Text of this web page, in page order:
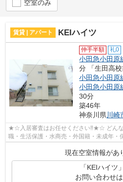
空室のみ
賃貸 | アパート KEIハイツ
仲手半額 礼0
小田急小田原
分 「生田高
小田急小田原
小田急小田原
30分
築46年
神奈川県川崎
★☆入居審査はお任せください‼★☆ どんな
職・生活保護・水商売・外国籍・未成年・
現在空室情報があ
「KEIハイツ
お問い合わせ